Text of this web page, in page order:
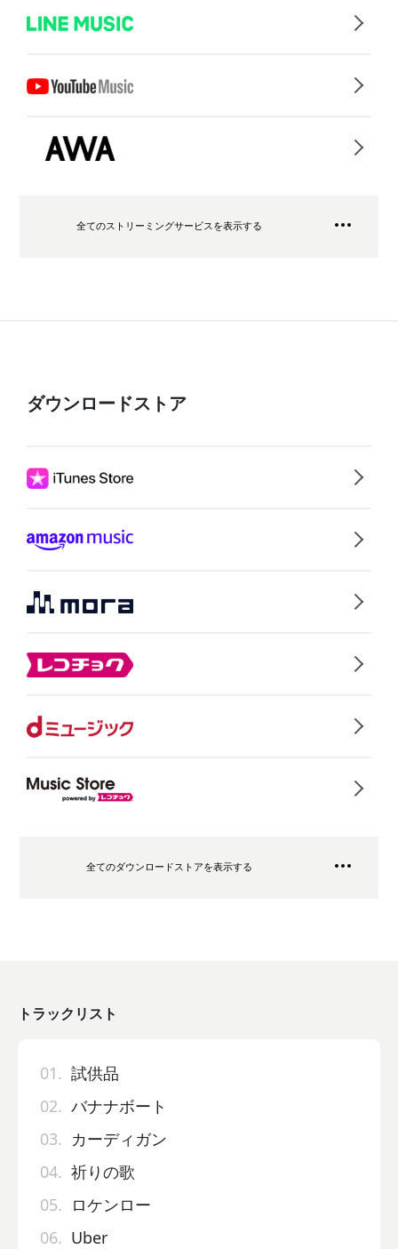
全てのストリーミングサービスを表示する
ダウンロードストア
全てのダウンロードストアを表示する
トラックリスト
01. 試供品
02. バナナボート
03. カーディガン
04. 祈りの歌
05. ロケンロー
06. Uber